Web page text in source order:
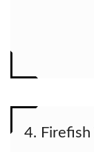
4. Firefish